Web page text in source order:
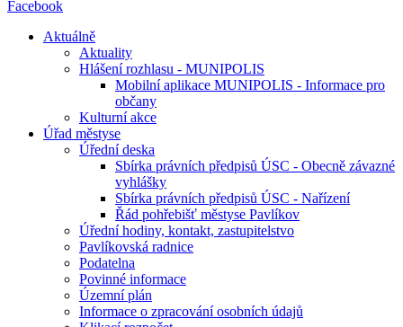
Facebook
Aktuálně
Aktuality
Hlášení rozhlasu - MUNIPOLIS
Mobilní aplikace MUNIPOLIS - Informace pro
občany
Kulturní akce
Úřad městyse
Úřední deska
Sbírka právních předpisů ÚSC - Obecně závazné
vyhlášky
Sbírka právních předpisů ÚSC - Nařízení
Řád pohřebišť městyse Pavlíkov
Úřední hodiny, kontakt, zastupitelstvo
Pavlíkovská radnice
Podatelna
Povinné informace
Územní plán
Informace o zpracování osobních údajů